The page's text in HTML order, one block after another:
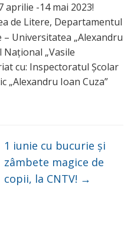
aprilie -14 mai 2023!
de Litere, Departamentul
Universitatea „Alexandru
Național „Vasile
cu: Inspectoratul Școlar
„Alexandru Ioan Cuza”
1 iunie cu bucurie și
zâmbete magice de
copii, la CNTV! →